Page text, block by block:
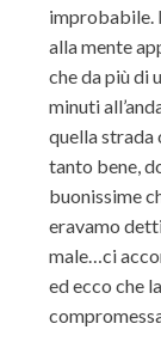
improbabile.
alla mente
che da più di
minuti
quella strada
tanto bene,
buonissime
eravamo
male…ci
ed ecco che